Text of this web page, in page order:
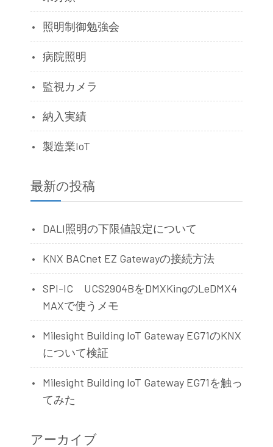
照明制御勉強会
病院照明
監視カメラ
納入実績
製造業IoT
最新の投稿
DALI照明の下限値設定について
KNX BACnet EZ Gatewayの接続方法
SPI-IC UCS2904BをDMXKingのLeDMX4
MAXで使うメモ
Milesight Building IoT Gateway EG71のKNX
について検証
Milesight Building IoT Gateway EG71を触っ
てみた
アーカイブ